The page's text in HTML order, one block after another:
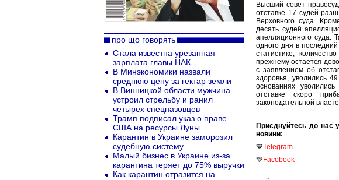
Высший совет
отставке 17 судей
Верховного суда.
десять судей
апелляционного суда.
одного дня в
статистике,
прежнему остается
с заявлением об
здоровья, уволились
основаниях
отставке скоро
законодательной
Приєднуйтесь до нас
новини:
💙Telegram
💛 Facebook
про що говорять
Стала известна урезанная
зарплата главы НАК
В Минэкономики назвали
среднюю цену за гектар земли
В Винницкой области мужчина
устроил стрельбу и ранил
четырех спецназовцев
Трамп подписал указ о праве
США на ресурсы Луны
Карантин в Украине заморозил
судебную систему
Малый бизнес в Украине из-за
карантина теряет до 75% выручки
Как карантин отразится на